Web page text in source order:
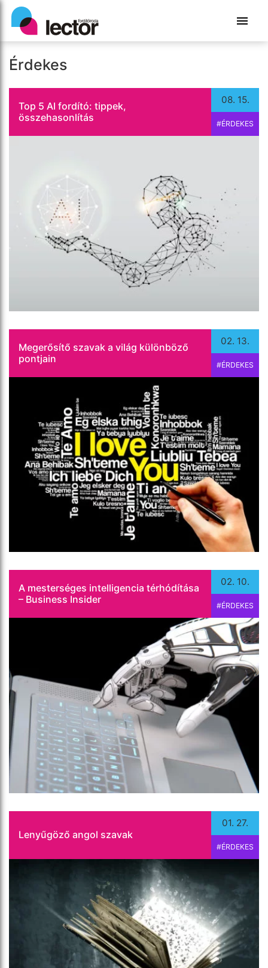
Érdekes
Top 5 AI fordító: tippek,
összehasonlítás
08. 15.
#ÉRDEKES
szövegeket fordítsunk vele. Ennek ellenére […]
Megerősítő szavak a világ különböző
pontjain
02. 13.
#ÉRDEKES
Valentin nap közeledtével egyre többen
gondolkodnak azon, hogyan fejezzék ki
érzelmeiket szerettük iránt. Erre egy nagyon jó
megoldás az úgynevezett megerősítő szavak
használata. Nézzünk néhány […]
Tovább olvasom
A mesterséges intelligencia térhódítása
– Business Insider
02. 10.
#ÉRDEKES
Mióta az OpenAI mesterséges intelligenciával
foglalkozó kutató vállalat novemberben kiadta a
ChatGPT nevű csevegőrobotját, a felhasználók
kíváncsian kísérleteztek az eszközzel, többen is
megpróbáltak hír- vagy […]
Tovább olvasom
Lenyűgöző angol szavak
01. 27.
#ÉRDEKES
Üzleti angol dokumentum fordítására van szüksége
– legyen az jogi fordítás, marketing fordítás,
műszaki fordítás, pénzügyi fordítás vagy orvosi
fordítás ? – Bízza angol szakfordítókra! Kérjen […]
Tovább olvasom
Idén immáron negyedik alkalommal indul el a
Szaloncukor Angyal kezdeményezés, amely az
elmúlt években 14 megyében 65 település 1600